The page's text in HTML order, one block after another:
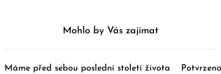
Mohlo by Vás zajímat
Máme před sebou poslední století života